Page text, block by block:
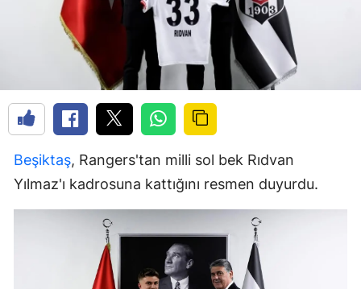
Beşiktaş, Rangers'tan milli sol bek Rıdvan
Yılmaz'ı kadrosuna kattığını resmen duyurdu.